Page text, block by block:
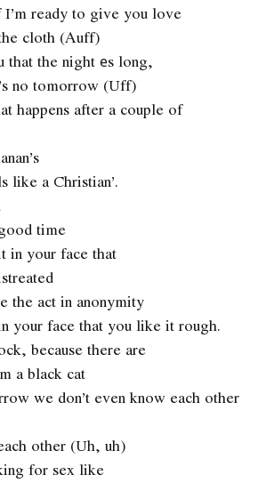
ready to give you love
cloth (Auff)
that the night еs long,
no tomorrow (Uff)
happens after a couple of
like a Christian’.
time
in your face that
the act in anonymity
your face that you like it rough.
because there are
a black cat
we don’t even know each other
other (Uh, uh)
for sex like